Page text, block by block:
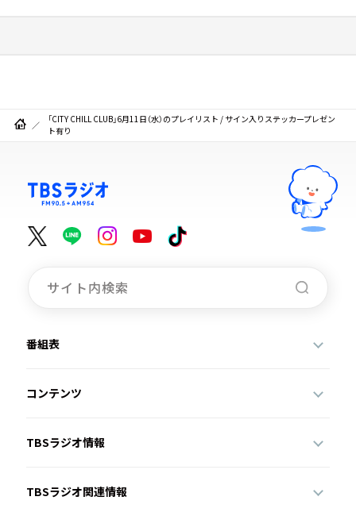
「CITY CHILL CLUB」6月11日（水）のプレイリスト / サイン入りステッカープレゼン
ト有り
番組表
コンテンツ
TBSラジオ情報
TBSラジオ関連情報